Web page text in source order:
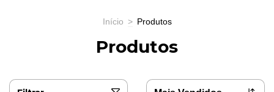
Início > Produtos
Produtos